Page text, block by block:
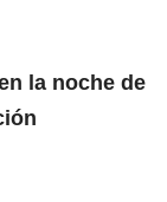
la noche de